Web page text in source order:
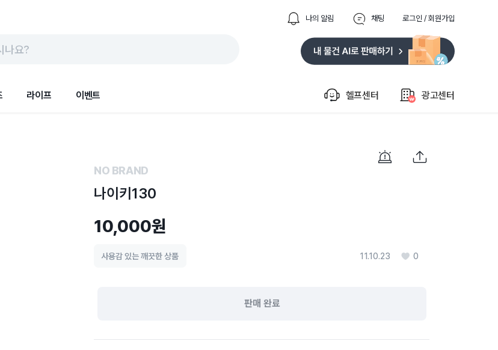
나의 알림 채팅 로그인 / 회원가입
나요?
라이프 이벤트 헬프센터 광고센터
NO BRAND
나이키130
10,000원
11.10.23 0
사용감 있는 깨끗한 상품
판매 완료